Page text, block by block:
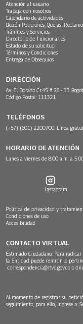
Atención al usuario
Trabaja con nosotros
Calendario de actividades
Buzón Peticiones, Quejas,
Trámites y Servicios
Directorio de Funcionarios
Estado de su solicitud
Términos y Condiciones
Entrega de Obsequios
DIRECCIÓN
Av. El Dorado Cr.45 # 26 - 33
Código Postal: 111321
TELÉFONOS
(+57) (601) 2200700. Línea
HORARIO DE ATENCIÓN
Lunes a viernes de 8:00 a.m. a
Instagram
Política de privacidad y
Condiciones de uso
Accesibilidad
CONTACTO VIRTUAL
Estimado Ciudadano: Para
la Entidad puede remitir lo
correspondencia@rtvc.gov.co o
Al momento de registrar su
seguimiento, para ello, ingrese a: